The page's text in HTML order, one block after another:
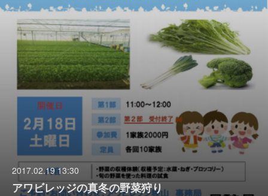
2017.02.19 13:30
アワビレッジの真冬の野菜狩り